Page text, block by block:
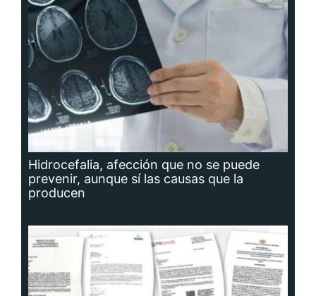
Hidrocefalia, afección que no se puede
prevenir, aunque sí las causas que la
producen